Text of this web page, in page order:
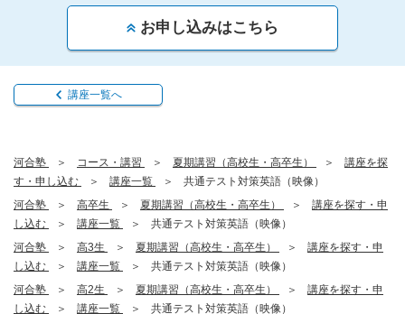
お申し込みはこちら
講座一覧へ
河合塾 コース・講習 夏期講習（高校生・高卒生）
講座を探
す・申し込む
講座一覧
共通テスト対策英語（映像）
河合塾
高卒生 夏期講習（高校生・高卒生）
講座を探す・申
し込む
講座一覧
共通テスト対策英語（映像）
河合塾
高3生 夏期講習（高校生・高卒生）
講座を探す・申
し込む
講座一覧
共通テスト対策英語（映像）
河合塾
高2生 夏期講習（高校生・高卒生）
講座を探す・申
し込む
講座一覧
共通テスト対策英語（映像）